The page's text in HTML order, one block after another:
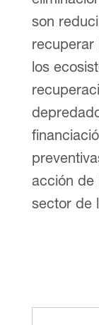
son
recuperar
los
acción de
sector de